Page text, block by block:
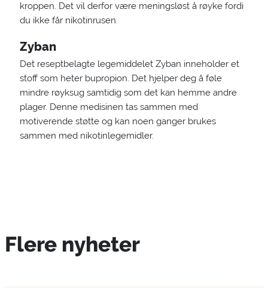
kroppen. Det vil derfor være meningsløst å røyke fordi
du ikke får nikotinrusen.
Zyban
Det reseptbelagte legemiddelet Zyban inneholder et
stoff som heter bupropion. Det hjelper deg å føle
mindre røyksug samtidig som det kan hemme andre
plager. Denne medisinen tas sammen med
motiverende støtte og kan noen ganger brukes
sammen med nikotinlegemidler.
Flere nyheter